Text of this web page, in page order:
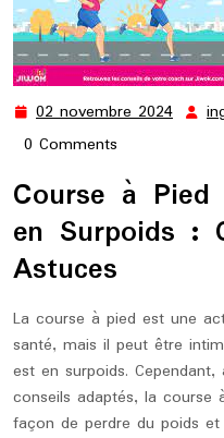
02 novembre 2024 02
0 Comments
Course à
en Surpoids :
Astuces
La course à pied est une
santé, mais il peut être
est en surpoids.
conseils adaptés, la course
façon de perdre du poids